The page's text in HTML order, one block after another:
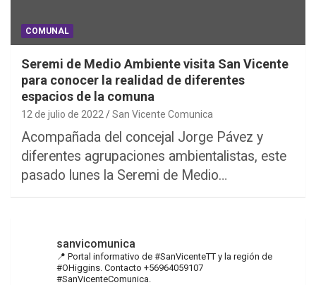
COMUNAL
Seremi de Medio Ambiente visita San Vicente
para conocer la realidad de diferentes
espacios de la comuna
12 de julio de 2022 San Vicente Comunica
Acompañada del concejal Jorge Pávez y
diferentes agrupaciones ambientalistas, este
pasado lunes la Seremi de Medio…
sanvicomunica
📍 Portal informativo de #SanVicenteTT y la región de
#OHiggins. Contacto +56964059107
#SanVicenteComunica.